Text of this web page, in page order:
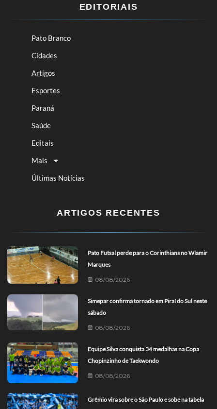
EDITORIAIS
Pato Branco
Cidades
Artigos
Esportes
Paraná
Saúde
Editais
Mais
Últimas Notícias
ARTIGOS RECENTES
Pato Futsal perde para o Corinthians no Wlamir
Marques
08/08/2026
Simepar confirma tornado em Piraí do Sul neste
sábado
08/08/2026
Equipe Silva conquista 34 medalhas na Copa
Chopinzinho de Taekwondo
08/08/2026
Grêmio vira sobre o São Paulo e sobe na tabela